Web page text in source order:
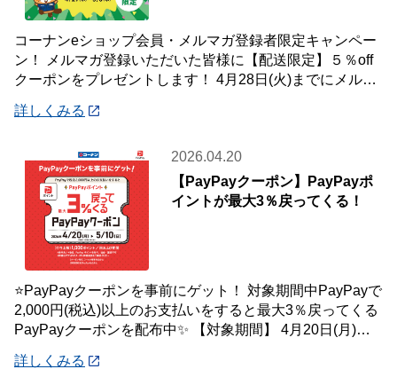
コーナンeショップ会員・メルマガ登録者限定キャンペー
ン！ メルマガ登録いただいた皆様に【配送限定】５％off
クーポンをプレゼントします！ 4月28日(火)までにメルマ
詳しくみる
2026.04.20
【PayPayクーポン】PayPayポ
イントが最大3％戻ってくる！
⭐PayPayクーポンを事前にゲット！ 対象期間中PayPayで
2,000円(税込)以上のお支払いをすると最大3％戻ってくる
PayPayクーポンを配布中✨ 【対象期間】 4月20日(月)～5
詳しくみる